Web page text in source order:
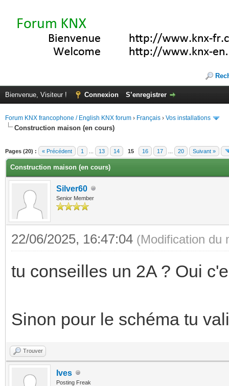
Bienvenue, Visiteur ! Connexion S’enregistrer
Forum KNX francophone / English KNX forum › Français › Vos installations
Construction maison (en cours)
Pages (20) : « Précédent 1 13 14 15 16 17 20 Suivant »
Construction maison (en cours)
Silver60
Senior Member
22/06/2025, 16:47:04 (Modification du
tu conseilles un 2A ? Oui
Sinon pour le schéma tu
Trouver
Ives
Posting Freak